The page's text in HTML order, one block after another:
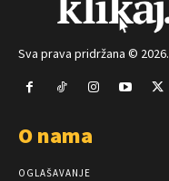
Sva prava pridržana ©
O nama
OGLAŠAVANJE